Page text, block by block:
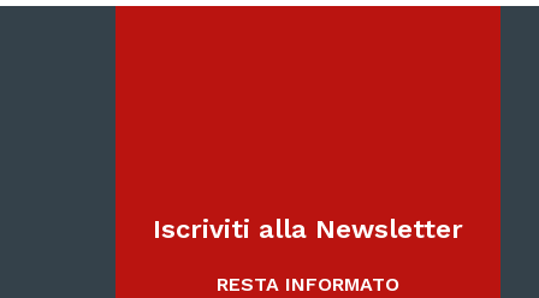
Iscriviti alla Newsletter
RESTA INFORMATO